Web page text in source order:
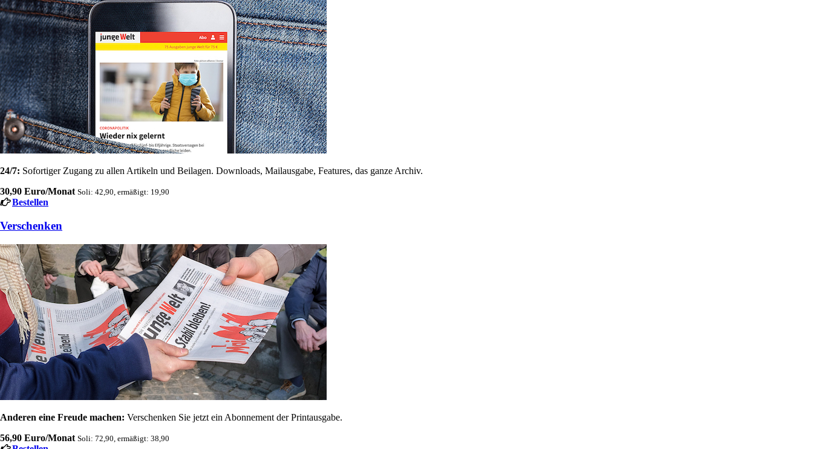
24/7: Sofortiger Zugang zu allen Artikeln und Beilagen. Downloads, Mailausgabe, Features, das ganze Archiv.
30,90 Euro/Monat Soli: 42,90, ermäßigt: 19,90
Bestellen
Verschenken
Anderen eine Freude machen: Verschenken Sie jetzt ein Abonnement der Printausgabe.
56,90 Euro/Monat Soli: 72,90, ermäßigt: 38,90